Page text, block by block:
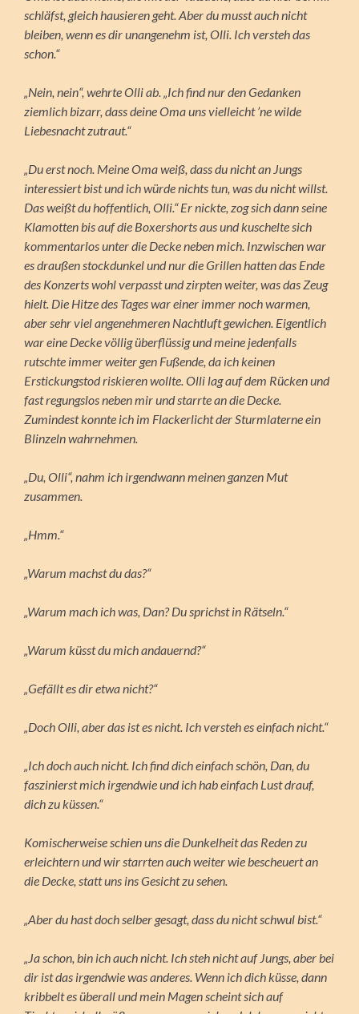
schläfst, gleich hausieren geht. Aber du musst auch nicht
bleiben, wenn es dir unangenehm ist, Olli. Ich versteh das
schon.“
„Nein, nein“, wehrte Olli ab. „Ich find nur den Gedanken
ziemlich bizarr, dass deine Oma uns vielleicht ’ne wilde
Liebesnacht zutraut.“
„Du erst noch. Meine Oma weiß, dass du nicht an Jungs
interessiert bist und ich würde nichts tun, was du nicht willst.
Das weißt du hoffentlich, Olli.“ Er nickte, zog sich dann seine
Klamotten bis auf die Boxershorts aus und kuschelte sich
kommentarlos unter die Decke neben mich. Inzwischen war
es draußen stockdunkel und nur die Grillen hatten das Ende
des Konzerts wohl verpasst und zirpten weiter, was das Zeug
hielt. Die Hitze des Tages war einer immer noch warmen,
aber sehr viel angenehmeren Nachtluft gewichen. Eigentlich
war eine Decke völlig überflüssig und meine jedenfalls
rutschte immer weiter gen Fußende, da ich keinen
Erstickungstod riskieren wollte. Olli lag auf dem Rücken und
fast regungslos neben mir und starrte an die Decke.
Zumindest konnte ich im Flackerlicht der Sturmlaterne ein
Blinzeln wahrnehmen.
„Du, Olli“, nahm ich irgendwann meinen ganzen Mut
zusammen.
„Hmm.“
„Warum machst du das?“
„Warum mach ich was, Dan? Du sprichst in Rätseln.“
„Warum küsst du mich andauernd?“
„Gefällt es dir etwa nicht?“
„Doch Olli, aber das ist es nicht. Ich versteh es einfach nicht.“
„Ich doch auch nicht. Ich find dich einfach schön, Dan, du
faszinierst mich irgendwie und ich hab einfach Lust drauf,
dich zu küssen.“
Komischerweise schien uns die Dunkelheit das Reden zu
erleichtern und wir starrten auch weiter wie bescheuert an
die Decke, statt uns ins Gesicht zu sehen.
„Aber du hast doch selber gesagt, dass du nicht schwul bist.“
„Ja schon, bin ich auch nicht. Ich steh nicht auf Jungs, aber bei
dir ist das irgendwie was anderes. Wenn ich dich küsse, dann
kribbelt es überall und mein Magen scheint sich auf